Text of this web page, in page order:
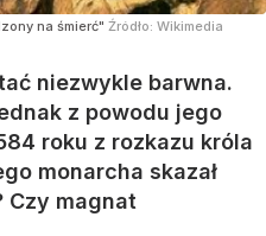
na śmierć" Źródło: Wikimedia
niezwykle barwna.
z powodu jego
roku z rozkazu króla
monarcha skazał
Czy magnat